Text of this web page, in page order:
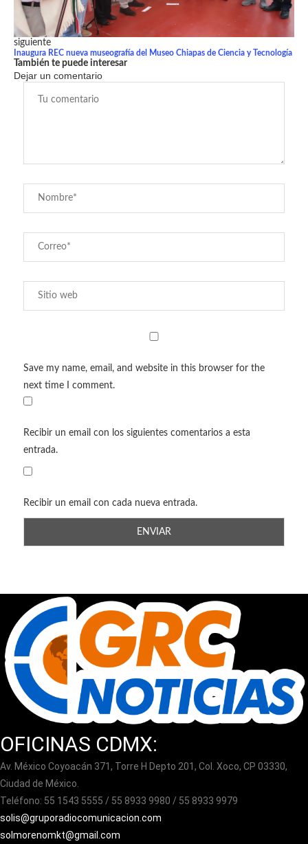
siguiente
Inaugura REC nueva museografía del Museo Chiapas de Ciencia y Tecnología
También te puede interesar
Dejar un comentario
Save my name, email, and website in this browser for the
next time I comment.
Recibir un email con los siguientes comentarios a esta
entrada.
Recibir un email con cada nueva entrada.
OFICINAS CDMX:
Av. México Coyoacán 371, Torre H Depto 201, Col. Xoco, CP 03330,
Ciudad de México.
Teléfono: 55 1543 5555 / 55 8933 9980 / 55 8933 9979
solis@gruporadiocomunicacion.com
solmorenomkt@gmail.com